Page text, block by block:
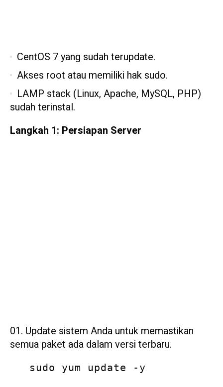
CentOS 7 yang sudah terupdate.
Akses root atau memiliki hak sudo.
LAMP stack (Linux, Apache, MySQL, PHP)
sudah terinstal.
Langkah 1: Persiapan Server
Update sistem Anda untuk memastikan
semua paket ada dalam versi terbaru.
   sudo yum update -y